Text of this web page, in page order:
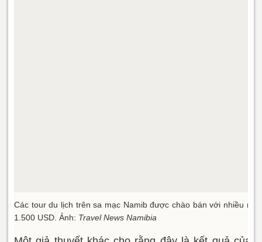
Các tour du lịch trên sa mạc Namib được chào bán với nhiều
1.500 USD. Ảnh: Travel News Namibia